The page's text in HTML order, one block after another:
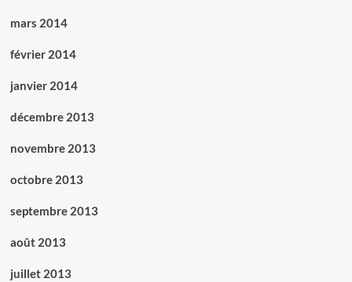
mars 2014
février 2014
janvier 2014
décembre 2013
novembre 2013
octobre 2013
septembre 2013
août 2013
juillet 2013